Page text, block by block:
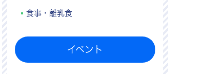
食事・離乳食
イベント